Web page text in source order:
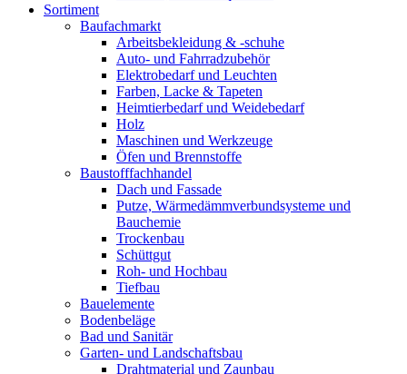
Sortiment
Baufachmarkt
Arbeitsbekleidung & -schuhe
Auto- und Fahrradzubehör
Elektrobedarf und Leuchten
Farben, Lacke & Tapeten
Heimtierbedarf und Weidebedarf
Holz
Maschinen und Werkzeuge
Öfen und Brennstoffe
Baustofffachhandel
Dach und Fassade
Putze, Wärmedämmverbundsysteme und
Bauchemie
Trockenbau
Schüttgut
Roh- und Hochbau
Tiefbau
Bauelemente
Bodenbeläge
Bad und Sanitär
Garten- und Landschaftsbau
Drahtmaterial und Zaunbau